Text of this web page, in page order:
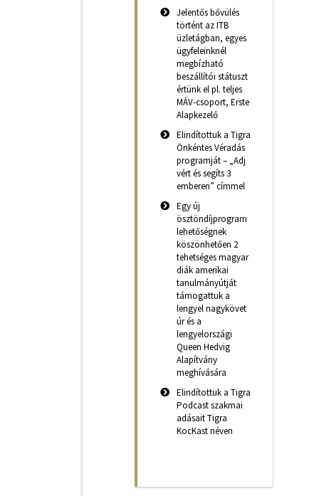
Jelentős bővülés
történt az ITB
üzletágban, egyes
ügyfeleinknél
megbízható
beszállítói státuszt
értünk el pl. teljes
MÁV-csoport, Erste
Alapkezelő
Elindítottuk a Tigra
Önkéntes Véradás
programját – „Adj
vért és segíts 3
emberen” címmel
Egy új
ösztöndíjprogram
lehetőségnek
köszönhetően 2
tehetséges magyar
diák amerikai
tanulmányútját
támogattuk a
lengyel nagykövet
úr és a
lengyelországi
Queen Hedvig
Alapítvány
meghívására
Elindítottuk a Tigra
Podcast szakmai
adásait Tigra
KocKast néven